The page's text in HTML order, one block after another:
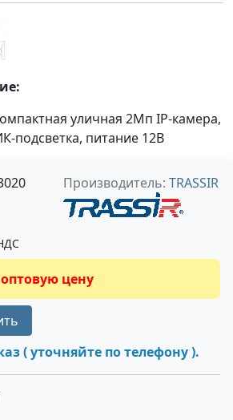
уличная 2Мп IP-камера,
подсветка, питание 12В
Производитель: TRASSIR
Получить оптовую цену
( уточняйте по телефону ).